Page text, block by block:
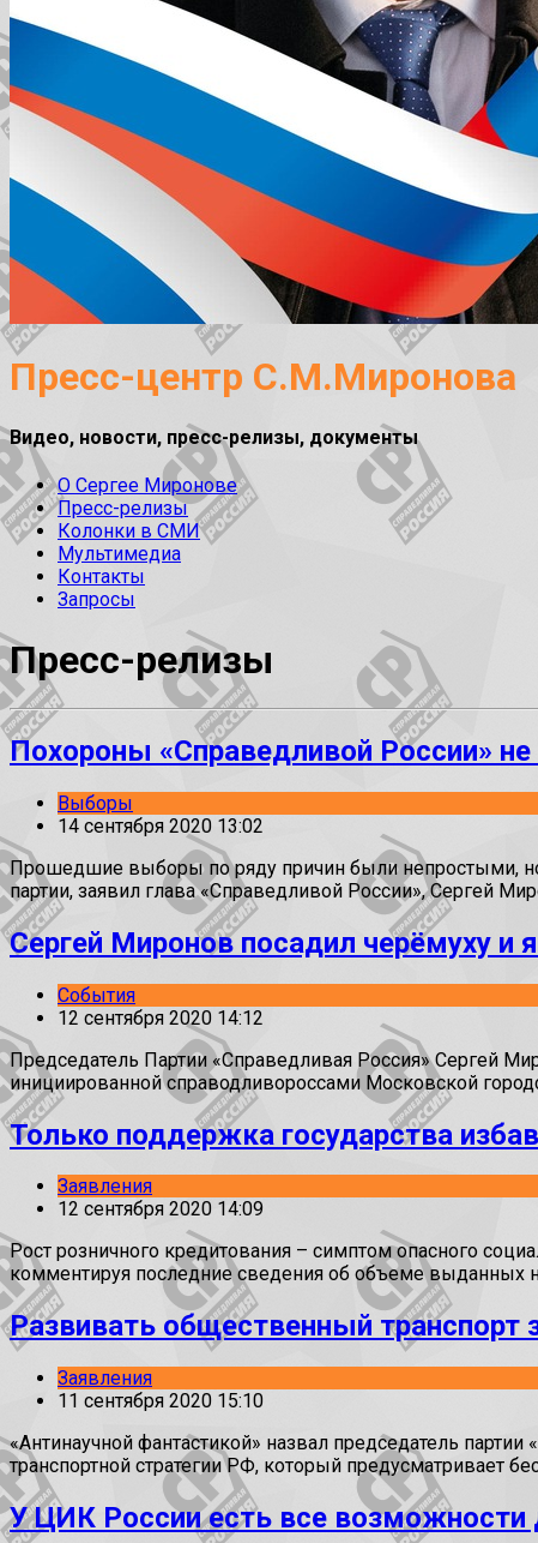
Пресс-центр С.М.Миронова
Видео, новости, пресс-релизы, документы
О Сергее Миронове
Пресс-релизы
Колонки в СМИ
Мультимедиа
Контакты
Запросы
Пресс-релизы
Похороны «Справедливой России» не
Выборы
14 сентября 2020 13:02
Прошедшие выборы по ряду причин были непростыми, но
партии, заявил глава «Справедливой России», Сергей
Сергей Миронов посадил черёмуху и
События
12 сентября 2020 14:12
Председатель Партии «Справедливая Россия» Сергей
инициированной справодливороссами Московской
Только поддержка государства
Заявления
12 сентября 2020 14:09
Рост розничного кредитования – симптом опасного
комментируя последние сведения об объеме выданных
Развивать общественный транспорт
Заявления
11 сентября 2020 15:10
«Антинаучной фантастикой» назвал председатель
транспортной стратегии РФ, который предусматривает
У ЦИК России есть все